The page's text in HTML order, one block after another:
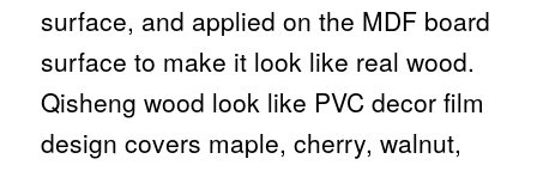
surface, and applied on the MDF board
surface to make it look like real wood.
Qisheng wood look like PVC decor film
design covers maple, cherry, walnut,